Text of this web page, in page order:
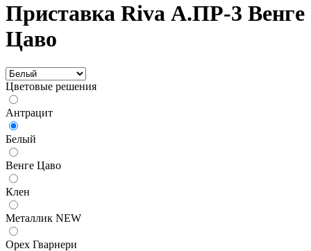
Приставка Riva А.ПР-3 Венге
Цаво
Цветовые решения
Антрацит
Белый
Венге Цаво
Клен
Металлик NEW
Орех Гварнери